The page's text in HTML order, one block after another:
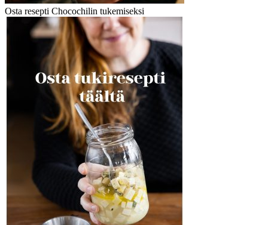
Osta resepti Chocochilin tukemiseksi